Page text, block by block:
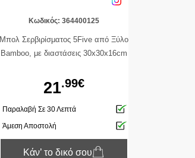
Κωδικός: 364400125
Μπολ Σερβιρίσματος 5Five από Ξύλο
Bamboo, με διαστάσεις 30x30x16cm
21.99€
Παραλαβή Σε 30 Λεπτά
Άμεση Αποστολή
Κάν’ το δικό σου